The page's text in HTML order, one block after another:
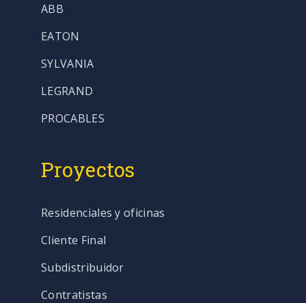
ABB
EATON
SYLVANIA
LEGRAND
PROCABLES
Proyectos
Residenciales y oficinas
Cliente Final
Subdistribuidor
Contratistas